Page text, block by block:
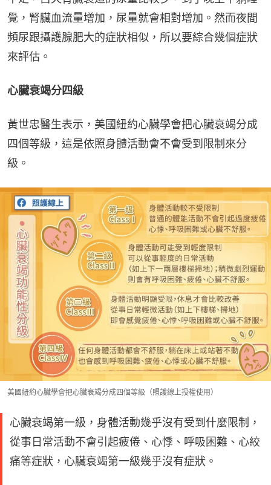
覺，腎臟血流量增加，尿量就會相對增加。然而夜間
頻尿跟攝護腺肥大的症狀相似，所以要綜合幾個症狀
來評估。
心臟衰竭分四級
黃世忠醫生表示，美國紐約心臟學會把心臟衰竭分成
四個等級，這是依照身體活動會不會受到限制來分
級。
美國紐約心臟學會把心臟衰竭分成四個等級（照護線上授權使用）
心臟衰竭第一級，身體活動幾乎沒有受到什麼限制，
從事日常活動不會引起疲倦、心悸、呼吸困難、心絞
痛等症狀，心臟衰竭第一級幾乎沒有症狀。